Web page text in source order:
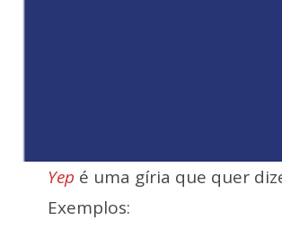
Yep é uma gíria que quer
Exemplos: